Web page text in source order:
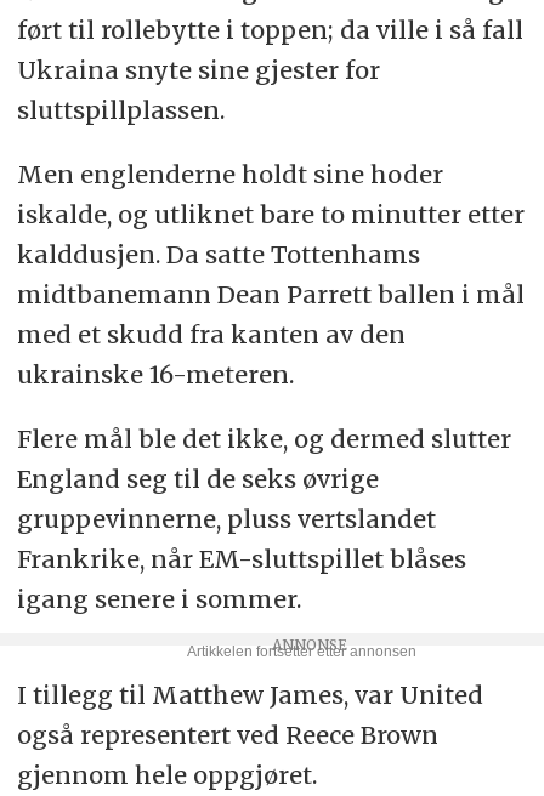
ført til rollebytte i toppen; da ville i så fall
Ukraina snyte sine gjester for
sluttspillplassen.
Men englenderne holdt sine hoder
iskalde, og utliknet bare to minutter etter
kalddusjen. Da satte Tottenhams
midtbanemann Dean Parrett ballen i mål
med et skudd fra kanten av den
ukrainske 16-meteren.
Flere mål ble det ikke, og dermed slutter
England seg til de seks øvrige
gruppevinnerne, pluss vertslandet
Frankrike, når EM-sluttspillet blåses
igang senere i sommer.
I tillegg til Matthew James, var United
også representert ved Reece Brown
gjennom hele oppgjøret.